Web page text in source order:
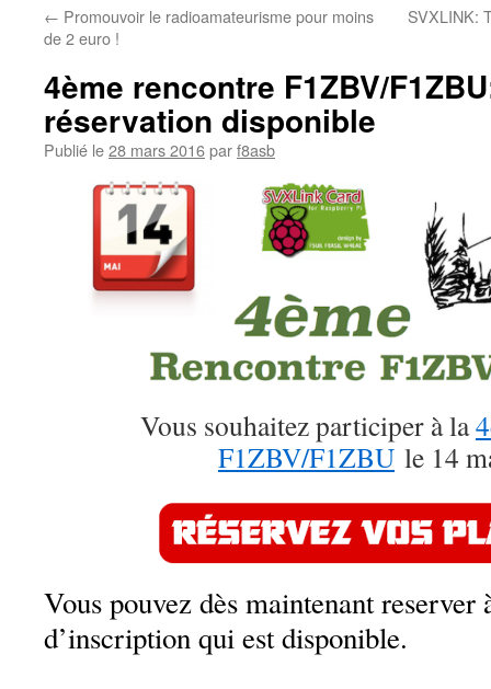
← Promouvoir le radioamateurisme pour moins
de 2 euro !
SVXLINK:
4ème rencontre F1ZBV/
réservation disponible
Publié le28 mars 2016parf8asb
Vous souhaitez participer à la
F1ZBV/F1ZBU le 14
Vous pouvez dès maintenant
d’inscription qui est disponible.